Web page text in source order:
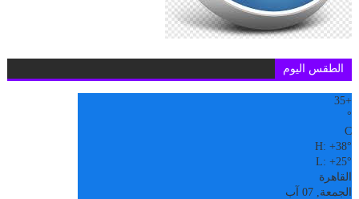
الطقس اليوم
+
35
°
C
H:+38°
L:+25°
القاهرة
الجمعة, 07 آب